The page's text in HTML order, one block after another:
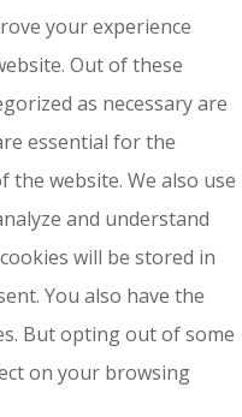
your experience
Out of these
as necessary are
essential for the
website. We also use
and understand
will be stored in
You also have the
But opting out of some
on your browsing